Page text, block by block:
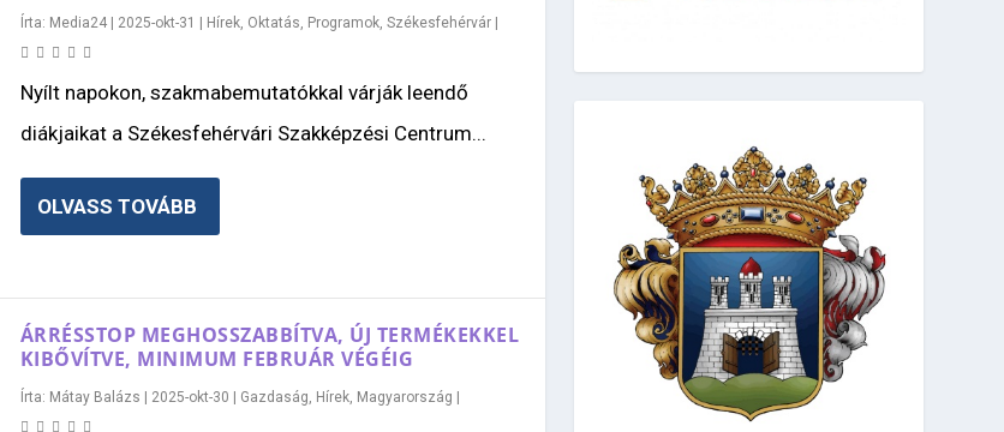
Írta: Media24| 2025-okt-31 Hírek, Oktatás, Programok, Székesfehérvár|
Nyílt napokon, szakmabemutatókkal várják leendő
diákjaikat a Székesfehérvári Szakképzési Centrum...
OLVASS TOVÁBB
ÁRRÉSSTOP MEGHOSSZABBÍTVA, ÚJ TERMÉKEKKEL
KIBŐVÍTVE, MINIMUM FEBRUÁR VÉGÉIG
Írta: Mátay Balázs | 2025-okt-30 | Gazdaság Hírek, Magyarország |